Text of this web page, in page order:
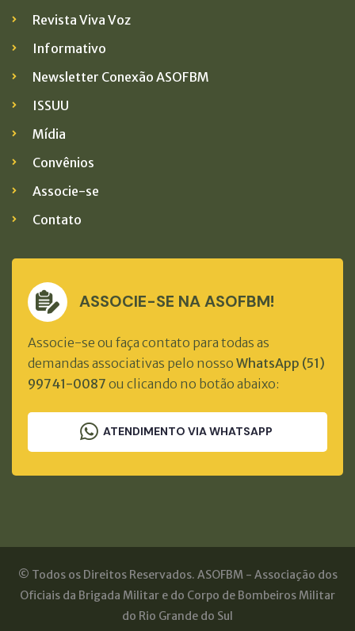
Revista Viva Voz
Informativo
Newsletter Conexão ASOFBM
ISSUU
Mídia
Convênios
Associe-se
Contato
ASSOCIE-SE NA ASOFBM!
Associe-se ou faça contato para todas as
demandas associativas pelo nosso WhatsApp (51)
99741-0087 ou clicando no botão abaixo:
ATENDIMENTO VIA WHATSAPP
© Todos os Direitos Reservados. ASOFBM - Associação dos
Oficiais da Brigada Militar e do Corpo de Bombeiros Militar
do Rio Grande do Sul